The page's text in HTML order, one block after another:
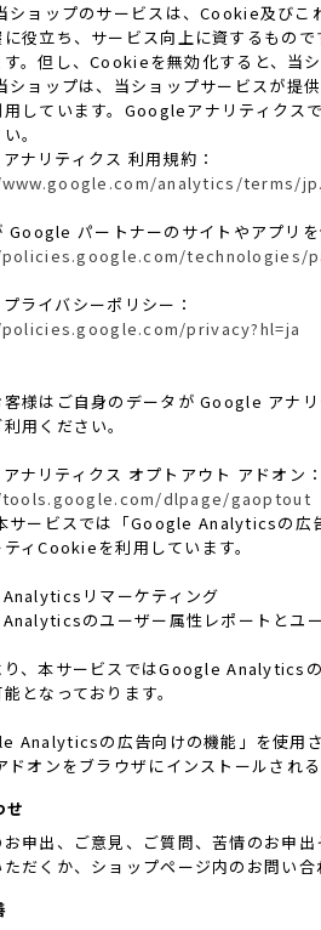
ショップのサービスは、Cookie及び
に役立ち、サービス向上に資するもの
す。但し、Cookieを無効化すると、当
ショップは、当ショップサービスが
用しています。Googleアナリティクス
。
ナリティクス 利用規約：
analytics/terms/
Google パートナーのサイトやアプリ
technologies/
ライバシーポリシー：
privacy?hl=ja
客様はご自身のデータが Google アナ
用ください。
ナリティクス オプトアウト アドオン：
dlpage/gaoptout
サービスでは「Google Analyticsの
ィCookieを利用しています。
リマーケティング
のユーザー属性レポートとユ
り、本サービスではGoogle Analytics
となっております。
Analyticsの広告向けの機能」を使用
ドオンをブラウザにインストールされ
せ
申出、ご意見、ご質問、苦情のお申
ただくか、ショップページ内のお問い